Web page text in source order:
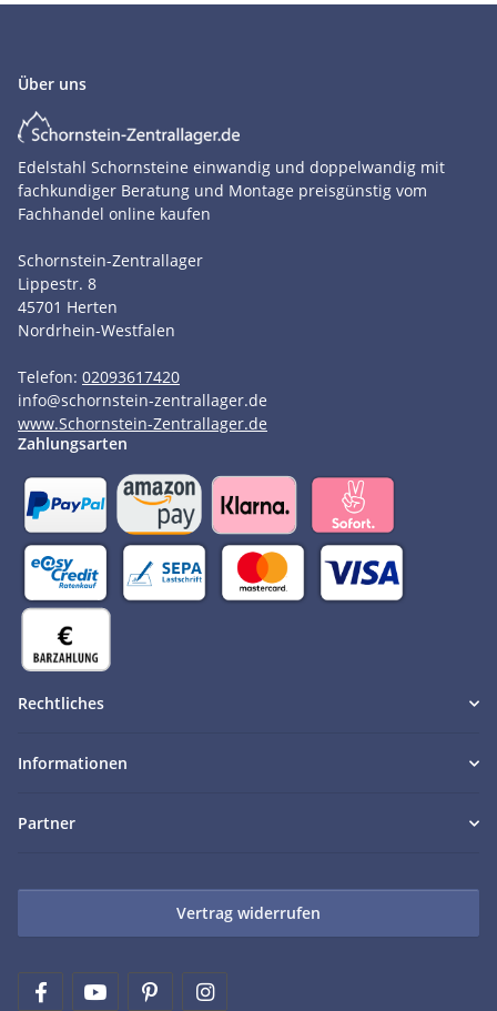
Über uns
Edelstahl Schornsteine einwandig und doppelwandig mit
fachkundiger Beratung und Montage preisgünstig vom
Fachhandel online kaufen
Schornstein-Zentrallager
Lippestr. 8
45701 Herten
Nordrhein-Westfalen
Telefon: 02093617420
info@schornstein-zentrallager.de
www.Schornstein-Zentrallager.de
Zahlungsarten
Rechtliches
Informationen
Partner
Vertrag widerrufen